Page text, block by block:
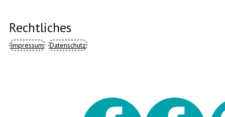
Rechtliches
Impressum Datenschutz